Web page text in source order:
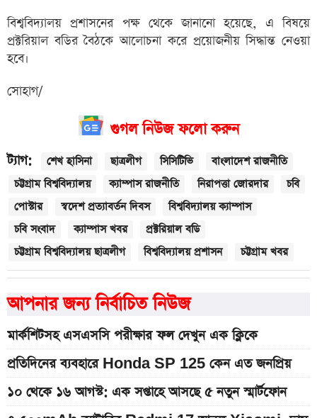
বিশ্ববিদ্যালয় প্রশাসনের পক্ষ থেকে জানানো হয়েছে, এ বিষয়ে
প্রক্টরিয়াল বডির বৈঠকে আলোচনা করে প্রয়োজনীয় সিদ্ধান্ত নেওয়া
হবে।
সোহাগ/
গুগল নিউজ ফলো করুন
ট্যাগ: শেখ হাসিনা ছাত্রলীগ সিসিটিভি
বাংলাদেশ রাজনীতি
চট্টগ্রাম বিশ্ববিদ্যালয়
ক্যাম্পাস রাজনীতি নিরাপত্তা জোরদার
চবি
পোস্টার
স্বদেশ প্রত্যাবর্তন দিবস
বিশ্ববিদ্যালয় ক্যাম্পাস
চবি সংবাদ
ক্যাম্পাস খবর
প্রক্টরিয়াল বডি
চট্টগ্রাম বিশ্ববিদ্যালয় ছাত্রলীগ
বিশ্ববিদ্যালয় প্রশাসন চট্টগ্রাম খবর
আপনার জন্য নির্বাচিত নিউজ
মার্কশিটসহ এসএসসি পরীক্ষার ফল দেখুন এক ক্লিকে
প্রতিদিনের ব্যবহারে Honda SP 125 কেন এত জনপ্রিয়
১০ থেকে ১৬ আগস্ট: এক সপ্তাহে আসছে ৫ নতুন স্মার্টফোন